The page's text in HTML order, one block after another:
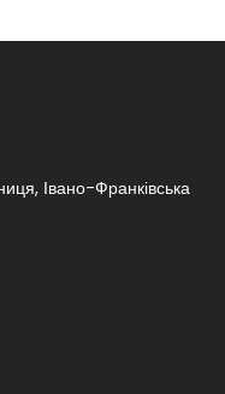
Івано-Франківська